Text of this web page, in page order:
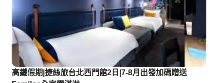
高鐵假期|捷絲旅台北西門館2日|7-8月出發加碼贈送